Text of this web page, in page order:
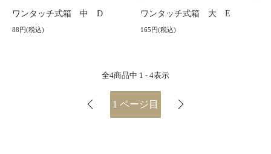
ワンタッチ式箱 中 D
88円(税込)
ワンタッチ式箱 大 E
165円(税込)
全4商品中 1 - 4表示
1 ページ目